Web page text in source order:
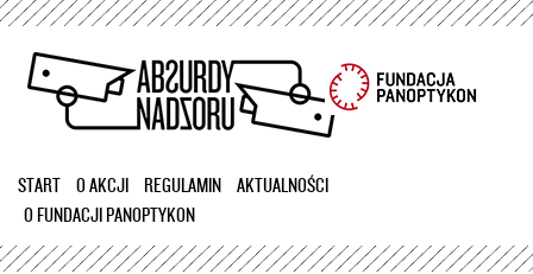
Przejdź
treści
START O AKCJI REGULAMIN
AKTUALNOŚCI
O FUNDACJI PANOPTYKON